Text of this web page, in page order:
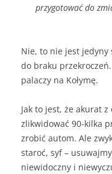
przygotować do
Nie, to nie jest
do braku
palaczy na Kołymę.
Jak to jest, że akurat
zlikwidować 90-kilka
zrobić autom. Ale
staroć, syf –
niewidoczny i